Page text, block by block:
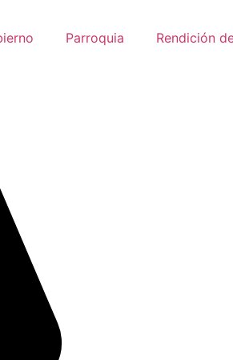
Parroquia Rendición